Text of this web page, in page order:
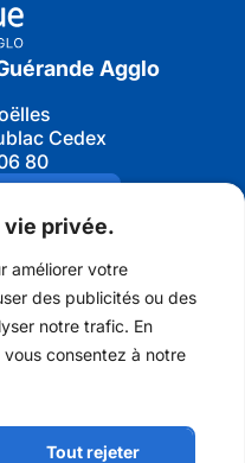
privée.
améliorer votre
des publicités ou des
notre trafic. En
consentez à notre
Tout rejeter
Agglo
Cedex
80